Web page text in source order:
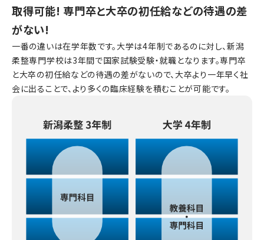
取得可能! 専門卒と大卒の初任給などの待遇の差
がない!
一番の違いは在学年数です。大学は4年制であるのに対し、新潟
柔整専門学校は3年間で国家試験受験・就職となります。専門卒
と大卒の初任給などの待遇の差がないので、大卒より一年早く社
会に出ることで、より多くの臨床経験を積むことが可能です。